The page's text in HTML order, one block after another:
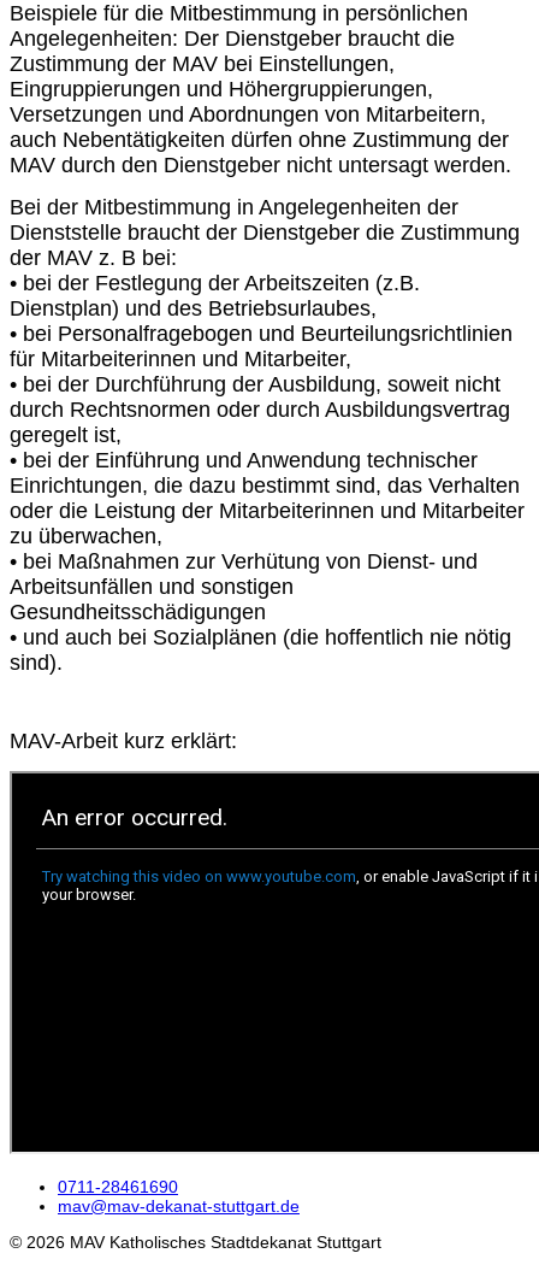
Beispiele für die Mitbestimmung in persönlichen
Angelegenheiten: Der Dienstgeber braucht die
Zustimmung der MAV bei Einstellungen,
Eingruppierungen und Höhergruppierungen,
Versetzungen und Abordnungen von Mitarbeitern,
auch Nebentätigkeiten dürfen ohne Zustimmung der
MAV durch den Dienstgeber nicht untersagt werden.
Bei der Mitbestimmung in Angelegenheiten der
Dienststelle braucht der Dienstgeber die Zustimmung
der MAV z. B bei:
• bei der Festlegung der Arbeitszeiten (z.B.
Dienstplan) und des Betriebsurlaubes,
• bei Personalfragebogen und Beurteilungsrichtlinien
für Mitarbeiterinnen und Mitarbeiter,
• bei der Durchführung der Ausbildung, soweit nicht
durch Rechtsnormen oder durch Ausbildungsvertrag
geregelt ist,
• bei der Einführung und Anwendung technischer
Einrichtungen, die dazu bestimmt sind, das Verhalten
oder die Leistung der Mitarbeiterinnen und Mitarbeiter
zu überwachen,
• bei Maßnahmen zur Verhütung von Dienst‐ und
Arbeitsunfällen und sonstigen
Gesundheitsschädigungen
• und auch bei Sozialplänen (die hoffentlich nie nötig
sind).
MAV-Arbeit kurz erklärt:
0711-28461690
mav@mav-dekanat-stuttgart.de
© 2026 MAV Katholisches Stadtdekanat Stuttgart